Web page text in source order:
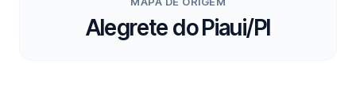
Alegrete do Piaui/PI